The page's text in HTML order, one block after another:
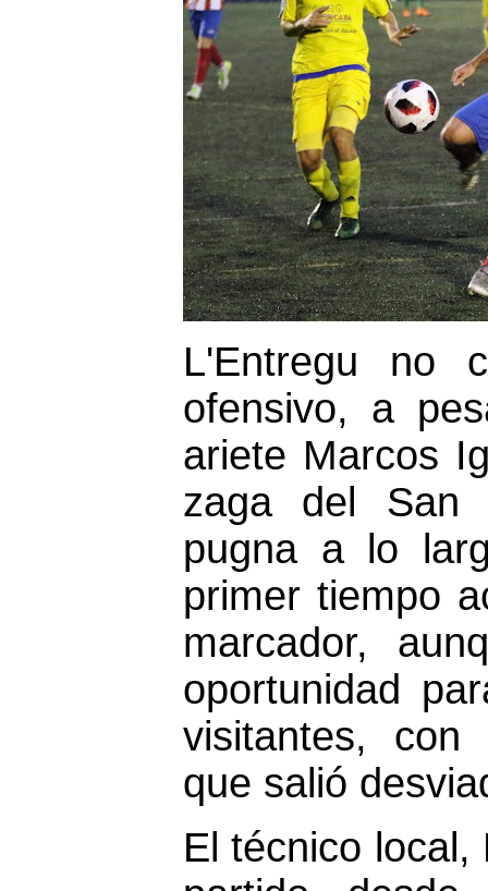
L'Entregu no
ofensivo, a
ariete Marcos
zaga del San
pugna a lo
primer tiempo
marcador,
oportunidad
visitantes,
que salió
El técnico